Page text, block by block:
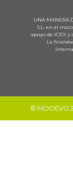
UNA MANERA
S.L. en el
apoyo de ICEX y
La
© MOOEVO